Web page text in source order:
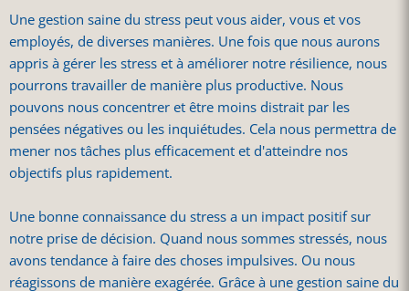
Une gestion saine du stress peut vous aider, vous et vos
employés, de diverses manières. Une fois que nous aurons
appris à gérer les stress et à améliorer notre résilience, nous
pourrons travailler de manière plus productive. Nous
pouvons nous concentrer et être moins distrait par les
pensées négatives ou les inquiétudes. Cela nous permettra de
mener nos tâches plus efficacement et d'atteindre nos
objectifs plus rapidement.
Une bonne connaissance du stress a un impact positif sur
notre prise de décision. Quand nous sommes stressés, nous
avons tendance à faire des choses impulsives. Ou nous
réagissons de manière exagérée. Grâce à une gestion saine du